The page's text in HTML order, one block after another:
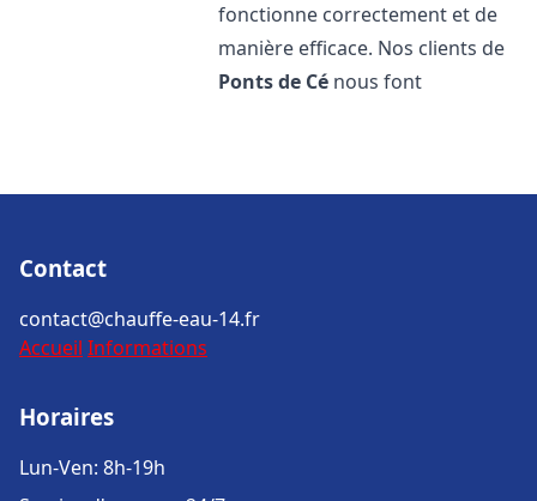
fonctionne correctement et de
manière efficace. Nos clients de
Ponts de Cé nous font
Contact
contact@chauffe-eau-14.fr
Accueil Informations
Horaires
Lun-Ven: 8h-19h